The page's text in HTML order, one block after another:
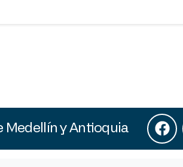
Medellín y Antioquia